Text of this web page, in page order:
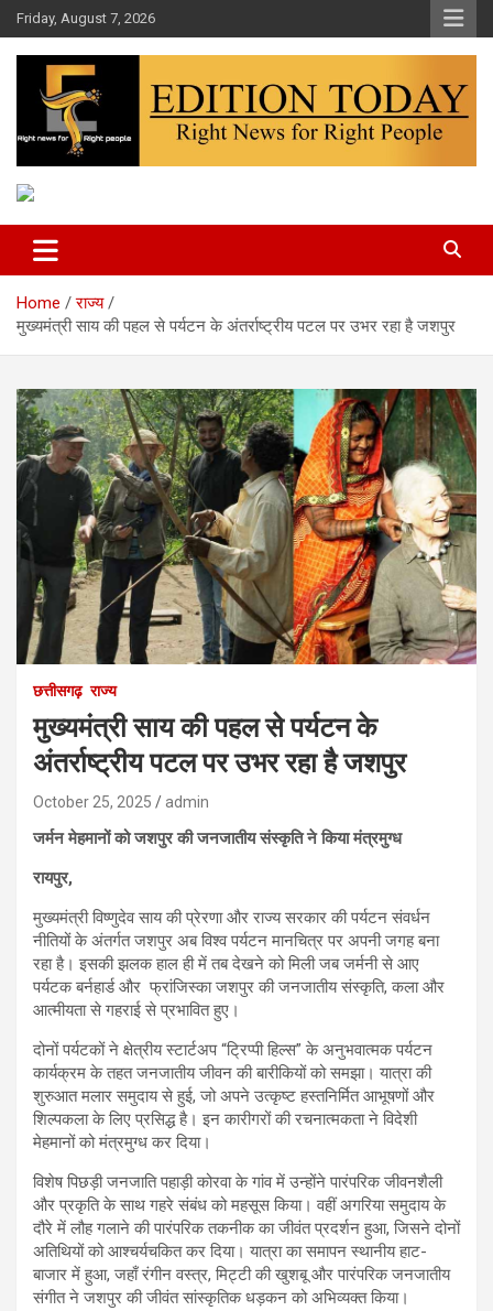
Skip
to
content
Friday, August 7, 2026
Edition Today
Home
राज्य
मुख्यमंत्री साय की पहल से पर्यटन के अंतर्राष्ट्रीय पटल पर उभर रहा है जशपुर
छत्तीसगढ़ राज्य
मुख्यमंत्री साय की पहल से पर्यटन के
अंतर्राष्ट्रीय पटल पर उभर रहा है जशपुर
October 25, 2025 admin
जर्मन मेहमानों को जशपुर की जनजातीय संस्कृति ने किया मंत्रमुग्ध
रायपुर,
मुख्यमंत्री विष्णुदेव साय की प्रेरणा और राज्य सरकार की पर्यटन संवर्धन
नीतियों के अंतर्गत जशपुर अब विश्व पर्यटन मानचित्र पर अपनी जगह बना
रहा है। इसकी झलक हाल ही में तब देखने को मिली जब जर्मनी से आए
पर्यटक बर्नहार्ड और फ्रांजिस्का जशपुर की जनजातीय संस्कृति, कला और
आत्मीयता से गहराई से प्रभावित हुए।
दोनों पर्यटकों ने क्षेत्रीय स्टार्टअप “ट्रिप्पी हिल्स” के अनुभवात्मक पर्यटन
कार्यक्रम के तहत जनजातीय जीवन की बारीकियों को समझा। यात्रा की
शुरुआत मलार समुदाय से हुई, जो अपने उत्कृष्ट हस्तनिर्मित आभूषणों और
शिल्पकला के लिए प्रसिद्ध है। इन कारीगरों की रचनात्मकता ने विदेशी
मेहमानों को मंत्रमुग्ध कर दिया।
विशेष पिछड़ी जनजाति पहाड़ी कोरवा के गांव में उन्होंने पारंपरिक जीवनशैली
और प्रकृति के साथ गहरे संबंध को महसूस किया। वहीं अगरिया समुदाय के
दौरे में लौह गलाने की पारंपरिक तकनीक का जीवंत प्रदर्शन हुआ, जिसने दोनों
अतिथियों को आश्चर्यचकित कर दिया। यात्रा का समापन स्थानीय हाट-
बाजार में हुआ, जहाँ रंगीन वस्त्र, मिट्टी की खुशबू और पारंपरिक जनजातीय
संगीत ने जशपुर की जीवंत सांस्कृतिक धड़कन को अभिव्यक्त किया।